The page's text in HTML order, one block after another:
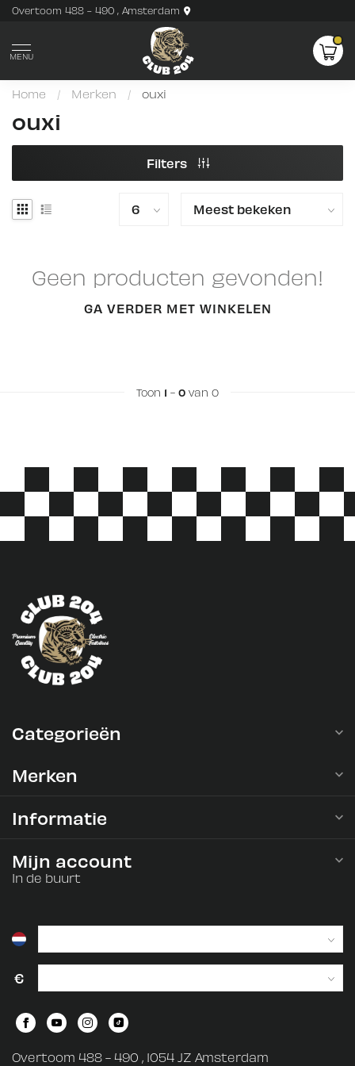
Overtoom 488 - 490 , Amsterdam
MENU
Home / Merken / ouxi
ouxi
Filters
Geen producten gevonden!
GA VERDER MET WINKELEN
Toon 1 - 0 van 0
Categorieën
Merken
Informatie
Mijn account
In de buurt
€
Overtoom 488 - 490 , 1054 JZ Amsterdam